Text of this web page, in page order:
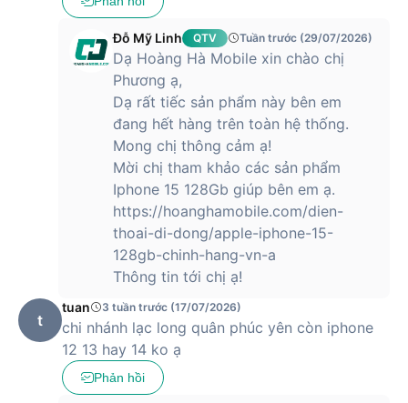
hãng là iOS 15 với những tính năng, bảo mật mới được cập
Camera 12MP với nhiều nâng cấp đáng kể
iPhone 13 được Apple trang bị 2 camera có độ phân giải
12MP với khẩu độ được mở rộng lên thành thành f/1.6 và
cảm biến góc rộng khẩu độ f1.8 giúp bắt nét mọi thứ một
cách chuẩn xác ngay cả trong môi trường thiếu sáng.
Apple cũng mang tới chế độ quay video điện ảnh Cinematic
cho iPhone 13 cho phép quay được những đoạn phim phong
cách chuyên nghiệp hơn.
Ngoài ra, nó còn được tích hợp cả công nghệ chống rung
cảm biến “sensor-shift” trước đây vốn từng chỉ xuất hiện
trên iPhone 12 Pro Max, giúp việc quay video mượt mà hơn.
Tất cả những cải tiến này đều giúp nâng cao trải nghiệm
chụp ảnh cho người dùng.
Đỗ Mỹ Linh QTV Tuần trước (29/07/2026)
Dạ Hoàng Hà Mobile xin chào chị
Phương ạ,
Dạ rất tiếc sản phẩm này bên em
đang hết hàng trên toàn hệ thống.
Mong chị thông cảm ạ!
Mời chị tham khảo các sản phẩm
Iphone 15 128Gb giúp bên em ạ.
https://hoanghamobile.com/dien-
thoai-di-dong/apple-iphone-15-
128gb-chinh-hang-vn-a
Thông tin tới chị ạ!
t
tuan 3 tuần trước (17/07/2026)
chi nhánh lạc long quân phúc yên còn iphone
12 13 hay 14 ko ạ
Phản hồi